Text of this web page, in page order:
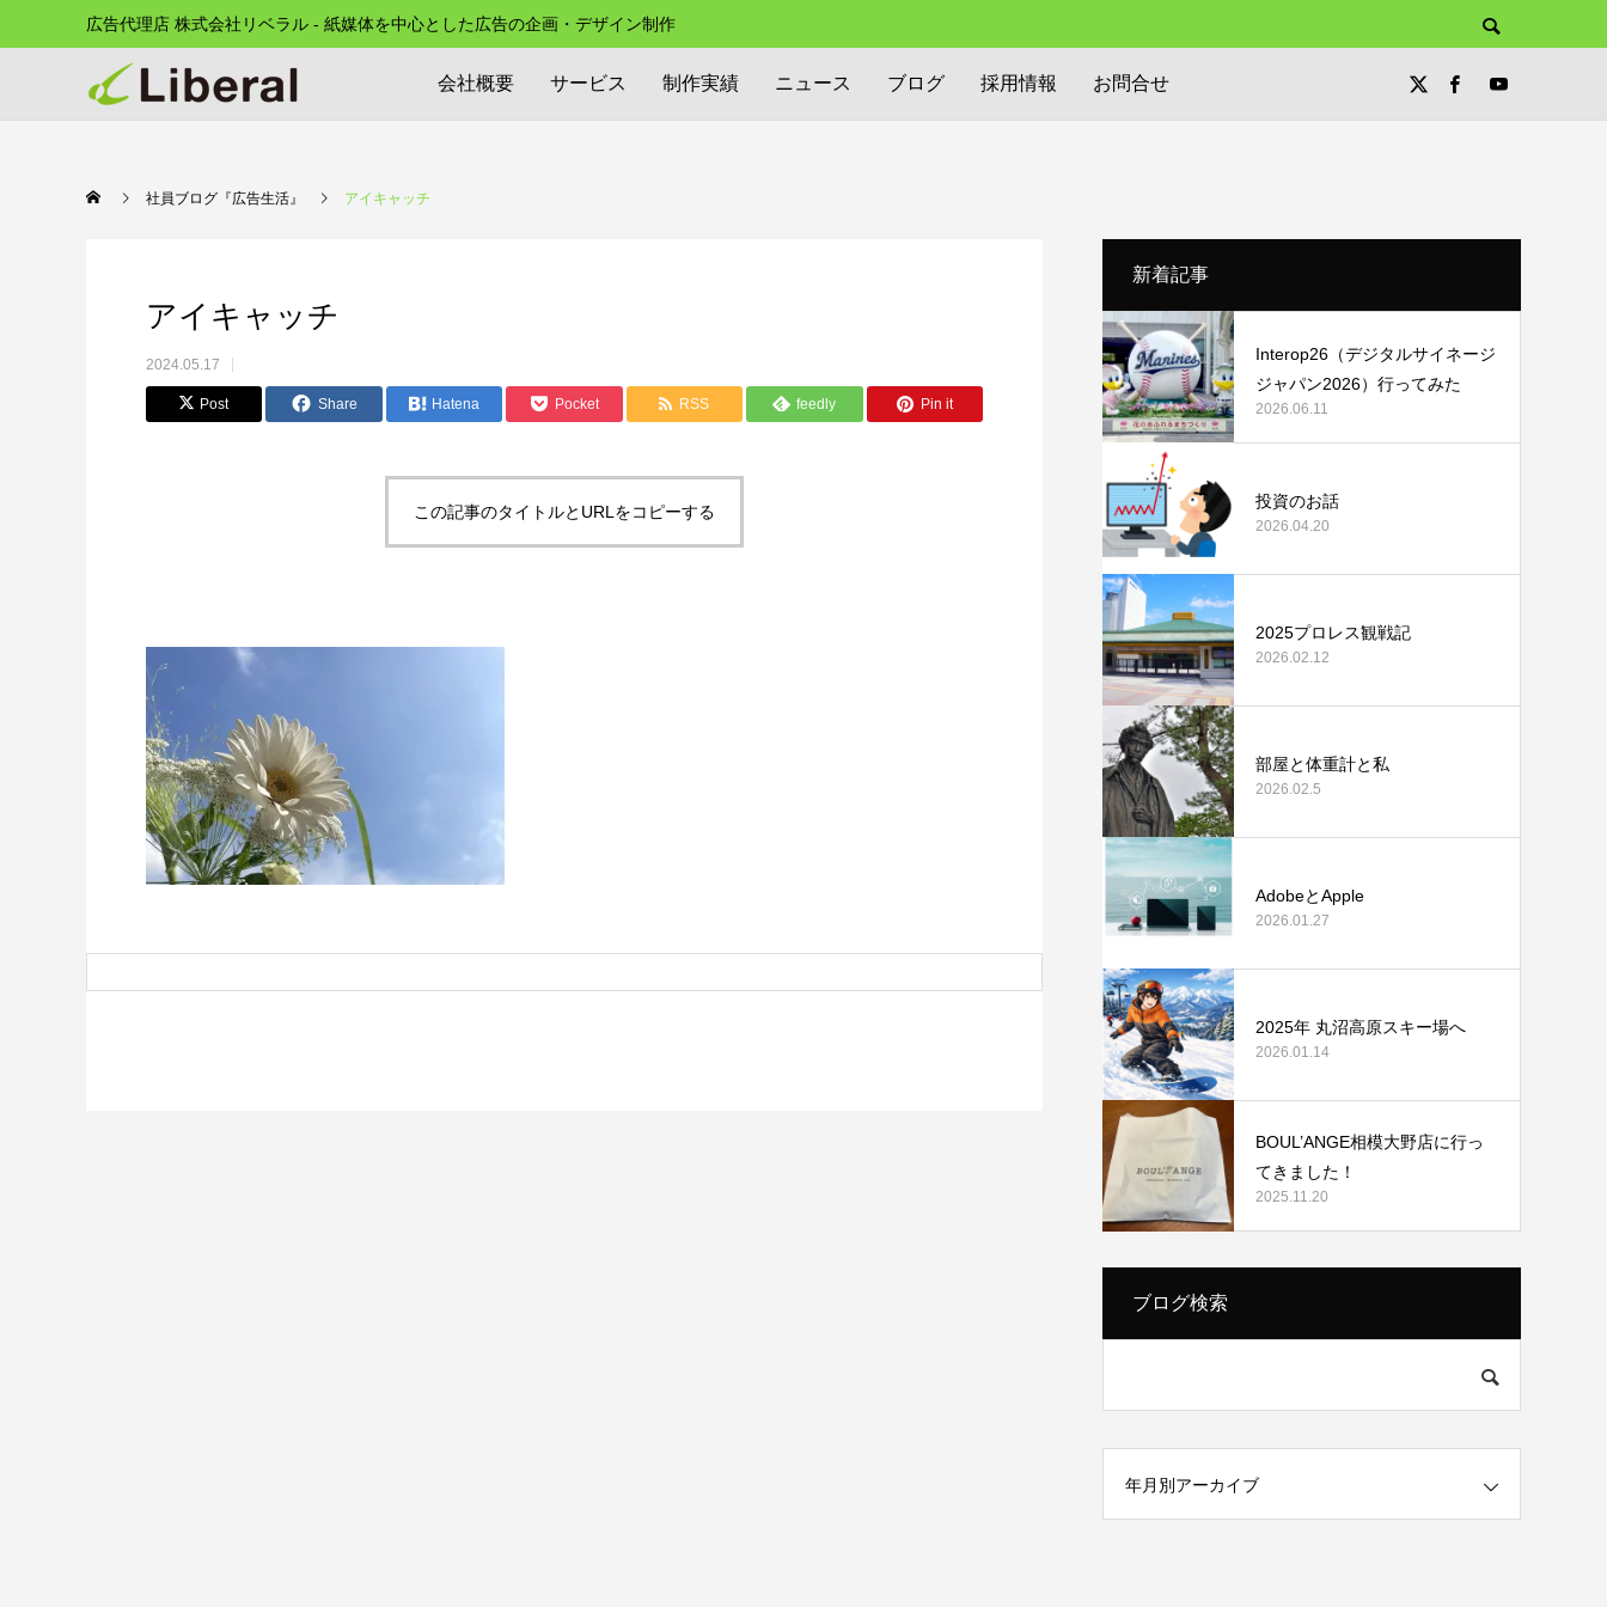
広告代理店 株式会社リベラル - 紙媒体を中心とした広告の企画・デザイン制作
会社概要 サービス 制作実績 ニュース ブログ 採用情報 お問合せ
社員ブログ『広告生活』 アイキャッチ
アイキャッチ
2024.05.17
Post Share Hatena Pocket RSS feedly Pin it
この記事のタイトルとURLをコピーする
新着記事
Interop26（デジタルサイネージ
ジャパン2026）行ってみた
2026.06.11
投資のお話
2026.04.20
2025プロレス観戦記
2026.02.12
部屋と体重計と私
2026.02.5
AdobeとApple
2026.01.27
2025年 丸沼高原スキー場へ
2026.01.14
BOUL’ANGE相模大野店に行っ
てきました！
2025.11.20
ブログ検索
年月別アーカイブ